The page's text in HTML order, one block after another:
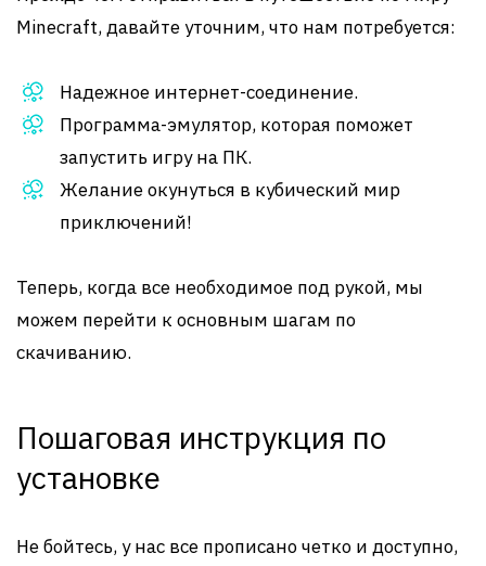
Minecraft, давайте уточним, что нам потребуется:
Надежное интернет-соединение.
Программа-эмулятор, которая поможет
запустить игру на ПК.
Желание окунуться в кубический мир
приключений!
Теперь, когда все необходимое под рукой, мы
можем перейти к основным шагам по
скачиванию.
Пошаговая инструкция по
установке
Не бойтесь, у нас все прописано четко и доступно,